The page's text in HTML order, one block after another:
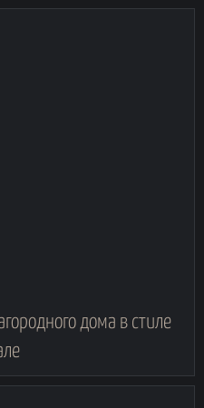
дома в стиле